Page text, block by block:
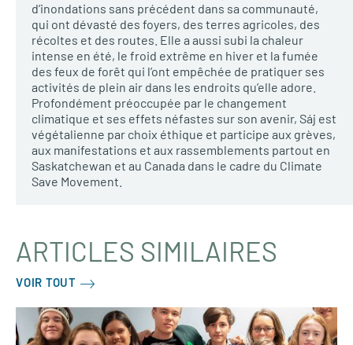
d’inondations sans précédent dans sa communauté,
qui ont dévasté des foyers, des terres agricoles, des
récoltes et des routes. Elle a aussi subi la chaleur
intense en été, le froid extrême en hiver et la fumée
des feux de forêt qui l’ont empêchée de pratiquer ses
activités de plein air dans les endroits qu’elle adore.
Profondément préoccupée par le changement
climatique et ses effets néfastes sur son avenir, Sáj est
végétalienne par choix éthique et participe aux grèves,
aux manifestations et aux rassemblements partout en
Saskatchewan et au Canada dans le cadre du Climate
Save Movement.
ARTICLES SIMILAIRES
VOIR TOUT